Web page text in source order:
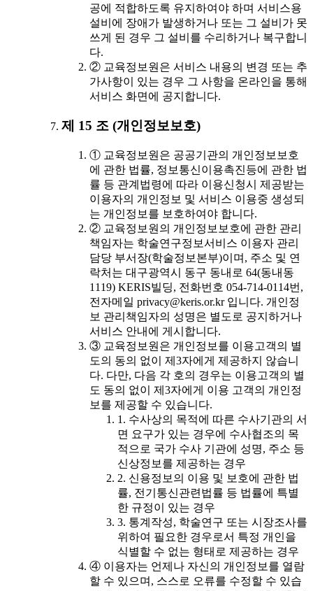
공에 적합하도록 유지하여야 하며 서비스용
설비에 장애가 발생하거나 또는 그 설비가 못
쓰게 된 경우 그 설비를 수리하거나 복구합니
다.
② 교육정보원은 서비스 내용의 변경 또는 추
가사항이 있는 경우 그 사항을 온라인을 통해
서비스 화면에 공지합니다.
제 15 조 (개인정보보호)
① 교육정보원은 공공기관의 개인정보보호
에 관한 법률, 정보통신이용촉진등에 관한 법
률 등 관계법령에 따라 이용신청시 제공받는
이용자의 개인정보 및 서비스 이용중 생성되
는 개인정보를 보호하여야 합니다.
② 교육정보원의 개인정보보호에 관한 관리
책임자는 학술연구정보서비스 이용자 관리
담당 부서장(학술정보본부)이며, 주소 및 연
락처는 대구광역시 동구 동내로 64(동내동
1119) KERIS빌딩, 전화번호 054-714-0114번,
전자메일 privacy@keris.or.kr 입니다. 개인정
보 관리책임자의 성명은 별도로 공지하거나
서비스 안내에 게시합니다.
③ 교육정보원은 개인정보를 이용고객의 별
도의 동의 없이 제3자에게 제공하지 않습니
다. 다만, 다음 각 호의 경우는 이용고객의 별
도 동의 없이 제3자에게 이용 고객의 개인정
보를 제공할 수 있습니다.
1. 수사상의 목적에 따른 수사기관의 서
면 요구가 있는 경우에 수사협조의 목
적으로 국가 수사 기관에 성명, 주소 등
신상정보를 제공하는 경우
2. 신용정보의 이용 및 보호에 관한 법
률, 전기통신관련법률 등 법률에 특별
한 규정이 있는 경우
3. 통계작성, 학술연구 또는 시장조사를
위하여 필요한 경우로서 특정 개인을
식별할 수 없는 형태로 제공하는 경우
④ 이용자는 언제나 자신의 개인정보를 열람
할 수 있으며, 스스로 오류를 수정할 수 있습